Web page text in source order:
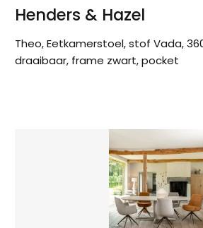
Henders & Hazel
Theo, Eetkamerstoel, stof Vada,
draaibaar, frame zwart, pocket